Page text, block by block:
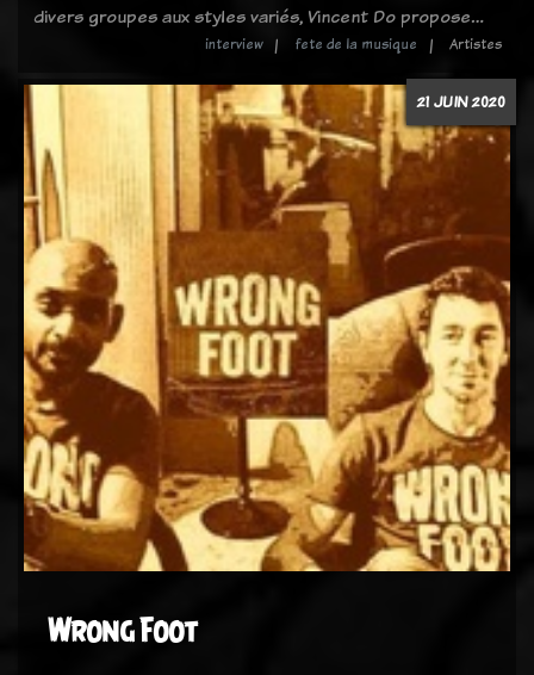
divers groupes aux styles variés, Vincent Do propose…
interview fete de la musique Artistes
21 JUIN 2020
Wrong Foot